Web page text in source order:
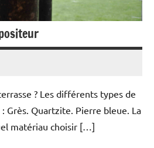
? Les différents types de
Grès. Quartzite. Pierre bleue. La
matériau choisir […]